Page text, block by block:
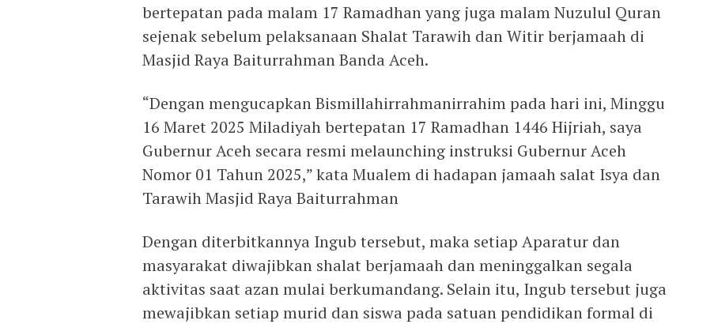
bertepatan pada malam 17 Ramadhan yang juga malam Nuzulul Quran
sejenak sebelum pelaksanaan Shalat Tarawih dan Witir berjamaah di
Masjid Raya Baiturrahman Banda Aceh.
“Dengan mengucapkan Bismillahirrahmanirrahim pada hari ini, Minggu
16 Maret 2025 Miladiyah bertepatan 17 Ramadhan 1446 Hijriah, saya
Gubernur Aceh secara resmi melaunching instruksi Gubernur Aceh
Nomor 01 Tahun 2025,” kata Mualem di hadapan jamaah salat Isya dan
Tarawih Masjid Raya Baiturrahman
Dengan diterbitkannya Ingub tersebut, maka setiap Aparatur dan
masyarakat diwajibkan shalat berjamaah dan meninggalkan segala
aktivitas saat azan mulai berkumandang. Selain itu, Ingub tersebut juga
mewajibkan setiap murid dan siswa pada satuan pendidikan formal di